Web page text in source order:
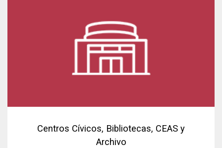
Centros Cívicos, Bibliotecas, CEAS y
Archivo